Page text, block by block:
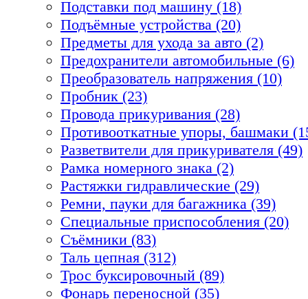
Подставки под машину (18)
Подъёмные устройства (20)
Предметы для ухода за авто (2)
Предохранители автомобильные (6)
Преобразователь напряжения (10)
Пробник (23)
Провода прикуривания (28)
Противооткатные упоры, башмаки
Разветвители для прикуривателя (49)
Рамка номерного знака (2)
Растяжки гидравлические (29)
Ремни, пауки для багажника (39)
Специальные приспособления (20)
Съёмники (83)
Таль цепная (312)
Трос буксировочный (89)
Фонарь переносной (35)